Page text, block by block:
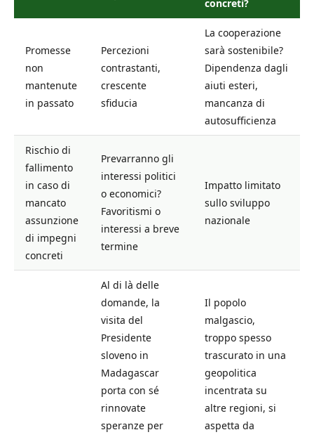
concreti?
Promesse
non
mantenute
in passato
Percezioni
contrastanti,
crescente
sfiducia
La cooperazione
sarà sostenibile?
Dipendenza dagli
aiuti esteri,
mancanza di
autosufficienza
Rischio di
fallimento
in caso di
mancato
assunzione
di impegni
concreti
Prevarranno gli
interessi politici
o economici?
Favoritismi o
interessi a breve
termine
Impatto limitato
sullo sviluppo
nazionale
Al di là delle
domande, la
visita del
Presidente
sloveno in
Madagascar
porta con sé
rinnovate
speranze per
Il popolo
malgascio,
troppo spesso
trascurato in una
geopolitica
incentrata su
altre regioni, si
aspetta da